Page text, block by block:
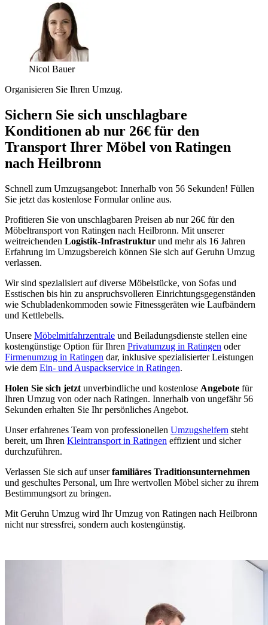
Nicol Bauer
Organisieren Sie Ihren Umzug.
Sichern Sie sich unschlagbare
Konditionen ab nur 26€ für den
Transport Ihrer Möbel von Ratingen
nach Heilbronn
Schnell zum Umzugsangebot: Innerhalb von 56 Sekunden! Füllen
Sie jetzt das kostenlose Formular online aus.
Profitieren Sie von unschlagbaren Preisen ab nur 26€ für den
Möbeltransport von Ratingen nach Heilbronn. Mit unserer
weitreichenden Logistik-Infrastruktur und mehr als 16 Jahren
Erfahrung im Umzugsbereich können Sie sich auf Geruhn Umzug
verlassen.
Wir sind spezialisiert auf diverse Möbelstücke, von Sofas und
Esstischen bis hin zu anspruchsvolleren Einrichtungsgegenständen
wie Schubladenkommoden sowie Fitnessgeräten wie Laufbändern
und Kettlebells.
Unsere Möbelmitfahrzentrale und Beiladungsdienste stellen eine
kostengünstige Option für Ihren Privatumzug in Ratingen oder
Firmenumzug in Ratingen dar, inklusive spezialisierter Leistungen
wie dem Ein- und Auspackservice in Ratingen.
Holen Sie sich jetzt unverbindliche und kostenlose Angebote für
Ihren Umzug von oder nach Ratingen. Innerhalb von ungefähr 56
Sekunden erhalten Sie Ihr persönliches Angebot.
Unser erfahrenes Team von professionellen Umzugshelfern steht
bereit, um Ihren Kleintransport in Ratingen effizient und sicher
durchzuführen.
Verlassen Sie sich auf unserfamiliäres Traditionsunternehmen
und geschultes Personal, um Ihre wertvollen Möbel sicher zu ihrem
Bestimmungsort zu bringen.
Mit Geruhn Umzug wird Ihr Umzug von Ratingen nach Heilbronn
nicht nur stressfrei, sondern auch kostengünstig.